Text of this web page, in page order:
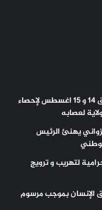
كيفه/ تحديد يومي الجمعة و السبت الموافق 14 و 15 اغسطس لإحصاء
لعصابه
يهنئ الرئيس
لتهريب و ترويج
الإنسان بموجب مرسوم